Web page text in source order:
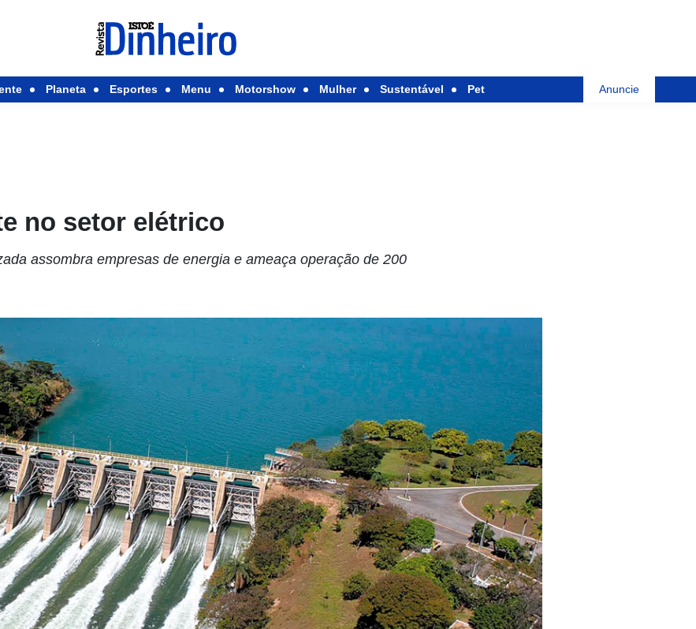
Planeta Esportes Menu Motorshow Mulher Sustentável Pet Anuncie
no setor elétrico
assombra empresas de energia e ameaça operação de 200